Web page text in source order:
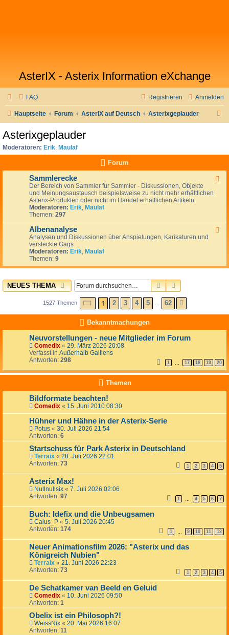
AsterIX - Asterix Information eXchange
FAQ Anmelden
Registrieren
Hauptseite Forum AsterIX auf Deutsch Asterixgeplauder
h
Asterixgeplauder
Moderatoren: Erik, Maulaf
Forum
a
e
Sammlerecke
Der Bereich von Sammler für Sammler - Diskussionen, Objekte
und Meinungsaustausch beispielsweise zu nicht mehr erhältlichen
Asterix-Produkten oder nicht im Handel erhältlichen Artikeln.
Moderatoren: Erik, Maulaf
Themen: 297
A
a
y
Albenanalyse
Analysen und Diskussionen über Anspielungen, Karikaturen und
versteckte Gags
Moderatoren: Erik, Maulaf
Themen: 9
NEUES THEMA SUCHEERWEITERTE
1527 Themen SEITE1 VON62
1 2 3 4 5 62
Bekanntmachungen
Neuvorstellungen - neue Mitglieder im Forum
Comedix « 29. März 2026 20:08
Verfasst in Außerhalb Galliens
Antworten: 298 1 … 17 18 19 20
Themen
Bildformate beachten!
Comedix « 15. Juni 2010 08:30
Hühner und Hähne in der Asterix-Serie
Potus « 30. Juli 2026 21:54
Antworten: 6
Startschuss für Park Asterix in Deutschland
Terraix « 28. Juli 2026 22:01
Antworten: 73 1 2 3 4 5
Asterix Max!
Nullnullsix « 7. Juli 2026 02:06
Antworten: 97 1 … 4 5 6 7
Buch: Idefix und die Unbeugsamen
Caius_P « 5. Juli 2026 20:45
Antworten: 174 1 … 9 10 11 12
Neuer Animationsfilm 2026: "Asterix und das
Königreich Nubien"
Terraix « 21. Juni 2026 22:23
Antworten: 73 1 2 3 4 5
De Schatkamer van Beeld en Geluid
Comedix « 10. Juni 2026 09:50
Antworten: 1
Obelix ist ein Philosoph?!
WeissNix « 20. Mai 2026 16:07
Antworten: 11